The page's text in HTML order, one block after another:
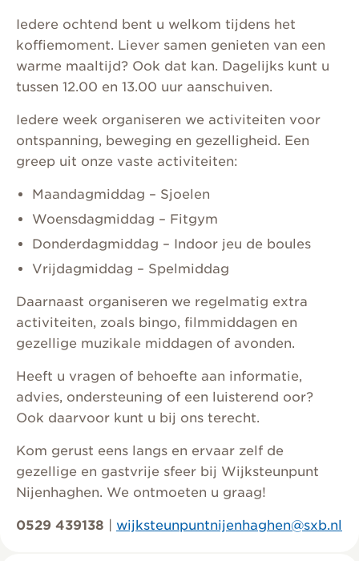
Iedere ochtend bent u welkom tijdens het
koffiemoment. Liever samen genieten van een
warme maaltijd? Ook dat kan. Dagelijks kunt u
tussen 12.00 en 13.00 uur aanschuiven.
Iedere week organiseren we activiteiten voor
ontspanning, beweging en gezelligheid. Een
greep uit onze vaste activiteiten:
Maandagmiddag – Sjoelen
Woensdagmiddag – Fitgym
Donderdagmiddag – Indoor jeu de boules
Vrijdagmiddag – Spelmiddag
Daarnaast organiseren we regelmatig extra
activiteiten, zoals bingo, filmmiddagen en
gezellige muzikale middagen of avonden.
Heeft u vragen of behoefte aan informatie,
advies, ondersteuning of een luisterend oor?
Ook daarvoor kunt u bij ons terecht.
Kom gerust eens langs en ervaar zelf de
gezellige en gastvrije sfeer bij Wijksteunpunt
Nijenhaghen. We ontmoeten u graag!
0529 439138 wijksteunpuntnijenhaghen@sxb.nl